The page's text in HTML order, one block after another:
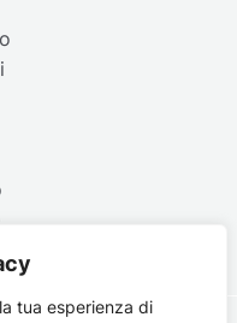
tua esperienza di